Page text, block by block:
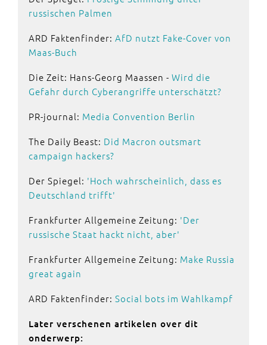
russischen Palmen
ARD Faktenfinder: AfD nutzt Fake-Cover von
Maas-Buch
Die Zeit: Hans-Georg Maassen - Wird die
Gefahr durch Cyberangriffe unterschätzt?
PR-journal: Media Convention Berlin
The Daily Beast: Did Macron outsmart
campaign hackers?
Der Spiegel: 'Hoch wahrscheinlich, dass es
Deutschland trifft'
Frankfurter Allgemeine Zeitung: 'Der
russische Staat hackt nicht, aber'
Frankfurter Allgemeine Zeitung: Make Russia
great again
ARD Faktenfinder: Social bots im Wahlkampf
Later verschenen artikelen over dit
onderwerp: